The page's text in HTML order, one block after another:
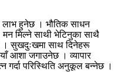
लाभ हुनेछ । भौतिक साधन
मिल्ने साथी भेटिनुका साथै
। सुखदुःखमा साथ दिनेहरू
आशा जगाउनेछ । व्यापार
गर्दा परिस्थिति अनुकूल बन्नेछ ।